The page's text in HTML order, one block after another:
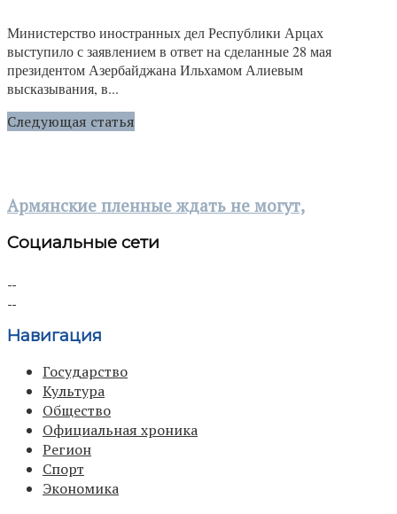
Министерство иностранных дел Республики Арцах
выступило с заявлением в ответ на сделанные 28 мая
президентом Азербайджана Ильхамом Алиевым
высказывания, в...
Следующая статья
Армянские пленные ждать не могут,
Социальные сети
Навигация
Государство
Культура
Общество
Официальная хроника
Регион
Спорт
Экономика